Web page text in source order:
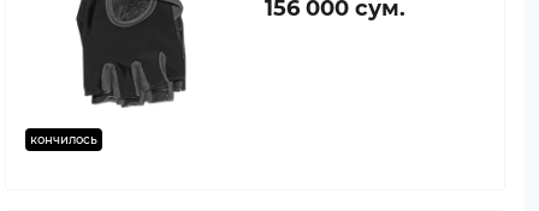
кончилось
156 000 сум.